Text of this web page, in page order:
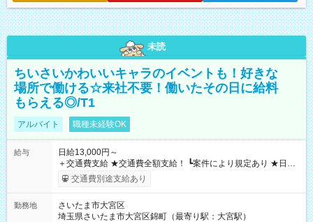
未読
ちいさいかわいいキャラのイベントも！好きな
場所で働ける☆来社不要！働いたその日に給料
もらえる◎/T1
アルバイト 職種未経験OK
給与
日給13,000円～
＋交通費支給 ★交通費全額支給！ ┗案件により規定あり ★日払
いOK！（規定あり） ┗働いたその日に現金GET♪ お仕事後はコ
ンビニATMから 日払い分を引き落とせます！ 【試用期間】試
交通費別途支給あり
勤務地
さいたま市大宮区
埼玉県さいたま市大宮区錦町（最寄り駅：大宮駅）